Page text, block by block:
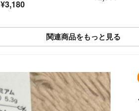
¥3,180
関連商品をもっと見る